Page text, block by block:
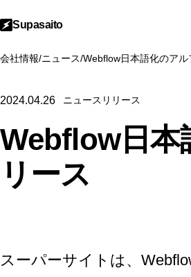
Supasaito
会社情報/ニュース/
2024.04.26 ニュースリリース
Webflow日本
リース
スーパーサイトは、